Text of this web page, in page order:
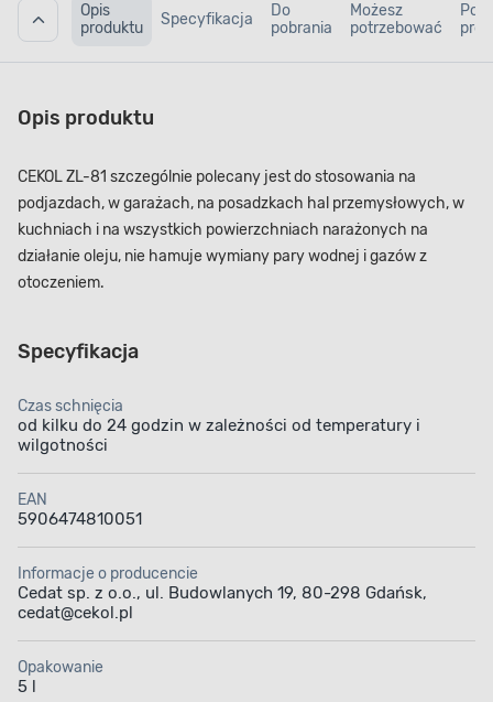
Opis
produktu
Specyfikacja
Do
pobrania
Możesz
potrzebować
Opis produktu
CEKOL ZL-81 szczególnie polecany jest do stosowania na
podjazdach, w garażach, na posadzkach hal przemysłowych, w
kuchniach i na wszystkich powierzchniach narażonych na
działanie oleju, nie hamuje wymiany pary wodnej i gazów z
otoczeniem.
Specyfikacja
Czas schnięcia
od kilku do 24 godzin w zależności od temperatury i
wilgotności
EAN
5906474810051
Informacje o producencie
Cedat sp. z o.o., ul. Budowlanych 19, 80-298 Gdańsk,
cedat@cekol.pl
Opakowanie
5 l